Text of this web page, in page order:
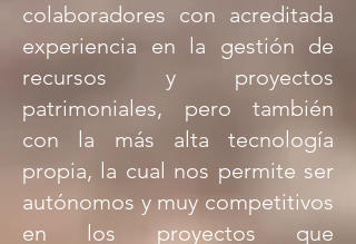
colaboradores con acreditada
experiencia en la gestión de
recursos y proyectos
patrimoniales, pero también
con la más alta tecnología
propia, la cual nos permite ser
autónomos y muy competitivos
en los proyectos que